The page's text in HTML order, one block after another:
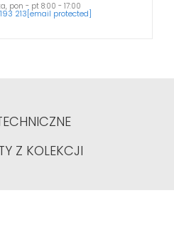
pon - pt 8:00 - 17:00
213[email protected]
Z KOLEKCJI